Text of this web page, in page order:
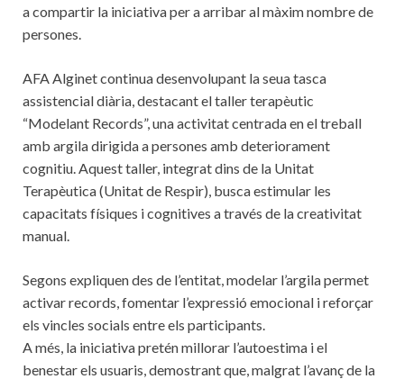
a compartir la iniciativa per a arribar al màxim nombre de
persones.
AFA Alginet continua desenvolupant la seua tasca
assistencial diària, destacant el taller terapèutic
“Modelant Records”, una activitat centrada en el treball
amb argila dirigida a persones amb deteriorament
cognitiu. Aquest taller, integrat dins de la Unitat
Terapèutica (Unitat de Respir), busca estimular les
capacitats físiques i cognitives a través de la creativitat
manual.
Segons expliquen des de l’entitat, modelar l’argila permet
activar records, fomentar l’expressió emocional i reforçar
els vincles socials entre els participants.
A més, la iniciativa pretén millorar l’autoestima i el
benestar els usuaris, demostrant que, malgrat l’avanç de la